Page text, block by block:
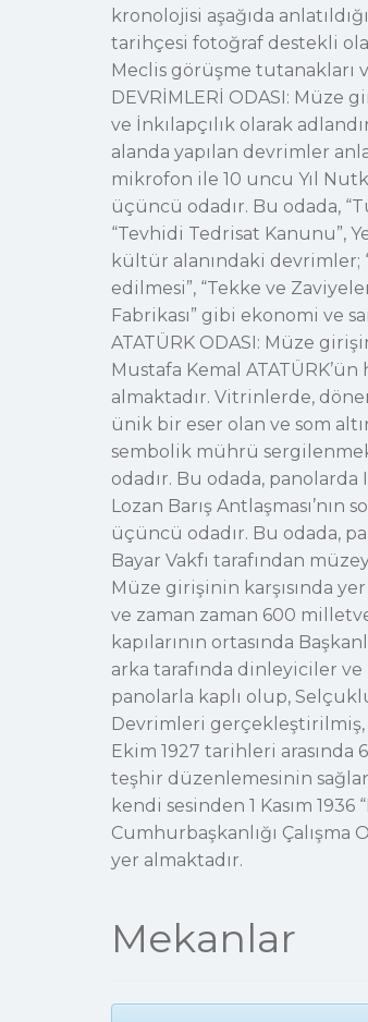
kronolojisi aşağıda
tarihçesi fotoğraf destekli
Meclis görüşme tutanakları
DEVRİMLERİ ODASI:
ve İnkılapçılık olarak
alanda yapılan devrimler
mikrofon ile 10 uncu Yıl
üçüncü odadır. Bu odada,
“Tevhidi Tedrisat Kanunu”,
kültür alanındaki devrimler;
edilmesi”, “Tekke ve
Fabrikası” gibi ekonomi ve
ATATÜRK ODASI: Müze
Mustafa Kemal
almaktadır. Vitrinlerde,
ünik bir eser olan ve som
sembolik mührü
odadır. Bu odada,
Lozan Barış
üçüncü odadır. Bu odada,
Bayar Vakfı tarafından
Müze girişinin karşısında
ve zaman zaman 600
kapılarının ortasında
arka tarafında dinleyiciler ve
panolarla kaplı olup,
Devrimleri gerçekleştirilmiş,
Ekim 1927 tarihleri
teşhir düzenlemesinin
kendi sesinden 1 Kasım 1936
Cumhurbaşkanlığı Çalışma
yer almaktadır.
Mekanlar